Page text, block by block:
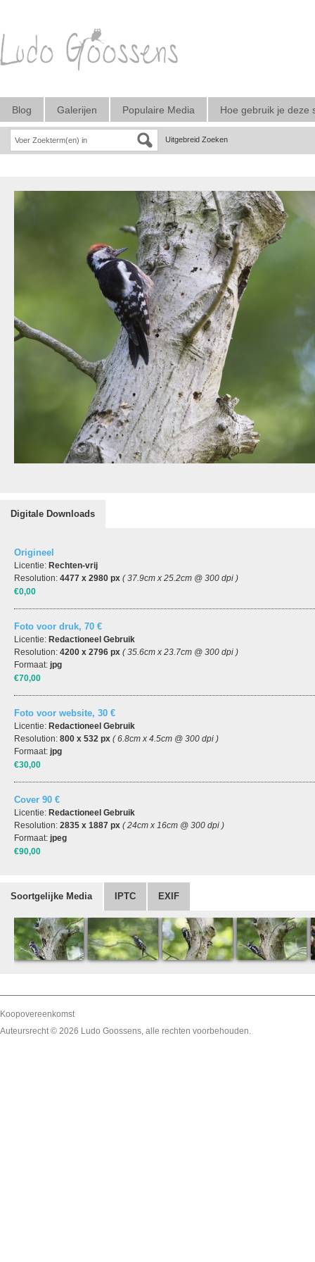
Blog Galerijen Populaire Media Hoe gebruik je deze
Uitgebreid Zoeken
Digitale Downloads
Origineel
Licentie: Rechten-vrij
Resolution: 4477 x 2980 px ( 37.9cm x 25.2cm @ 300 dpi )
€0,00
Foto voor druk, 70 €
Licentie: Redactioneel Gebruik
Resolution: 4200 x 2796 px ( 35.6cm x 23.7cm @ 300 dpi )
Formaat: jpg
€70,00
Foto voor website, 30 €
Licentie: Redactioneel Gebruik
Resolution: 800 x 532 px ( 6.8cm x 4.5cm @ 300 dpi )
Formaat: jpg
€30,00
Cover 90 €
Licentie: Redactioneel Gebruik
Resolution: 2835 x 1887 px ( 24cm x 16cm @ 300 dpi )
Formaat: jpeg
€90,00
Soortgelijke Media IPTC EXIF
Koopovereenkomst
Auteursrecht © 2026 Ludo Goossens, alle rechten voorbehouden.